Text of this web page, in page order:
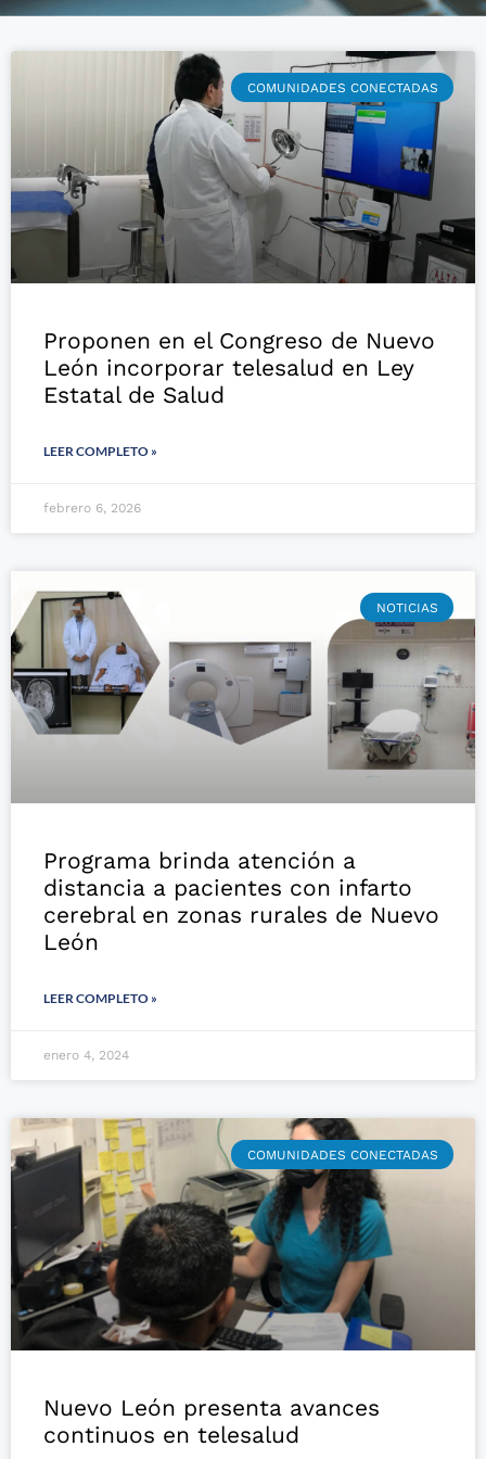
COMUNIDADES CONECTADAS
Proponen en el Congreso de Nuevo
León incorporar telesalud en Ley
Estatal de Salud
LEER COMPLETO »
febrero 6, 2026
NOTICIAS
Programa brinda atención a
distancia a pacientes con infarto
cerebral en zonas rurales de Nuevo
León
LEER COMPLETO »
enero 4, 2024
COMUNIDADES CONECTADAS
Nuevo León presenta avances
continuos en telesalud